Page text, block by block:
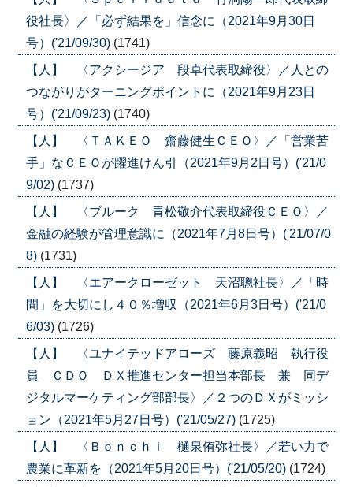
役社長〉／「必ず結果を」信念に（2021年9月30日
号）('21/09/30) (1741)
【人】 〈アクシージア 段卓代表取締役〉／人との
つながりがターニングポイントに（2021年9月23日
号）('21/09/23) (1740)
【人】 〈ＴＡＫＥＯ 齋藤健生ＣＥＯ〉／「営業苦
手」なＣＥＯが躍進けん引（2021年9月2日号）('21/0
9/02) (1737)
【人】 〈ブルーク 青松敬介代表取締役ＣＥＯ〉／
金融の経験が管理意識に（2021年7月8日号）('21/07/0
8) (1731)
【人】 〈エアークローゼット 天沼聰社長〉／「時
間」を大切にし４０％増収（2021年6月3日号）('21/0
6/03) (1726)
【人】 〈ユナイテッドアローズ 藤原義昭 執行役
員 ＣＤＯ ＤＸ推進センター担当本部長 兼 同デ
ジタルマーケティング部部長〉／２つのＤＸがミッシ
ョン（2021年5月27日号）('21/05/27) (1725)
【人】 〈Ｂｏｎｃｈｉ 樋泉侑弥社長〉／若い力で
農業に革新を（2021年5月20日号）('21/05/20) (1724)